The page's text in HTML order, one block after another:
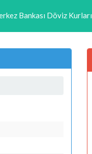
Bankası Döviz Kurları